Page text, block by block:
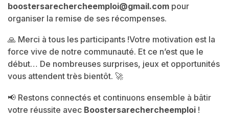
boostersarechercheemploi@gmail.com pour
organiser la remise de ses récompenses.
🙏 Merci à tous les participants !Votre motivation est la
force vive de notre communauté. Et ce n’est que le
début… De nombreuses surprises, jeux et opportunités
vous attendent très bientôt. 🚀
📢 Restons connectés et continuons ensemble à bâtir
votre réussite avec Boostersarechercheemploi !